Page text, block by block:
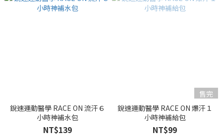
銳速運動醫學 RACE ON 流汗６
小時神補水包
NT$139
售完
銳速運動醫學 RACE ON 爆汗１
小時神補給包
NT$99